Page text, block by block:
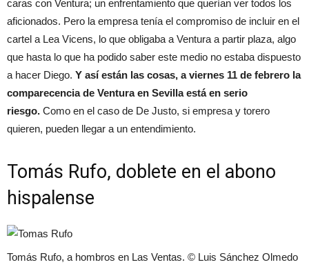
caras con Ventura; un enfrentamiento que querían ver todos los
aficionados. Pero la empresa tenía el compromiso de incluir en el
cartel a Lea Vicens, lo que obligaba a Ventura a partir plaza, algo
que hasta lo que ha podido saber este medio no estaba dispuesto
a hacer Diego. Y así están las cosas, a viernes 11 de febrero la
comparecencia de Ventura en Sevilla está en serio
riesgo. Como en el caso de De Justo, si empresa y torero
quieren, pueden llegar a un entendimiento.
Tomás Rufo, doblete en el abono
hispalense
Tomás Rufo, a hombros en Las Ventas. © Luis Sánchez Olmedo